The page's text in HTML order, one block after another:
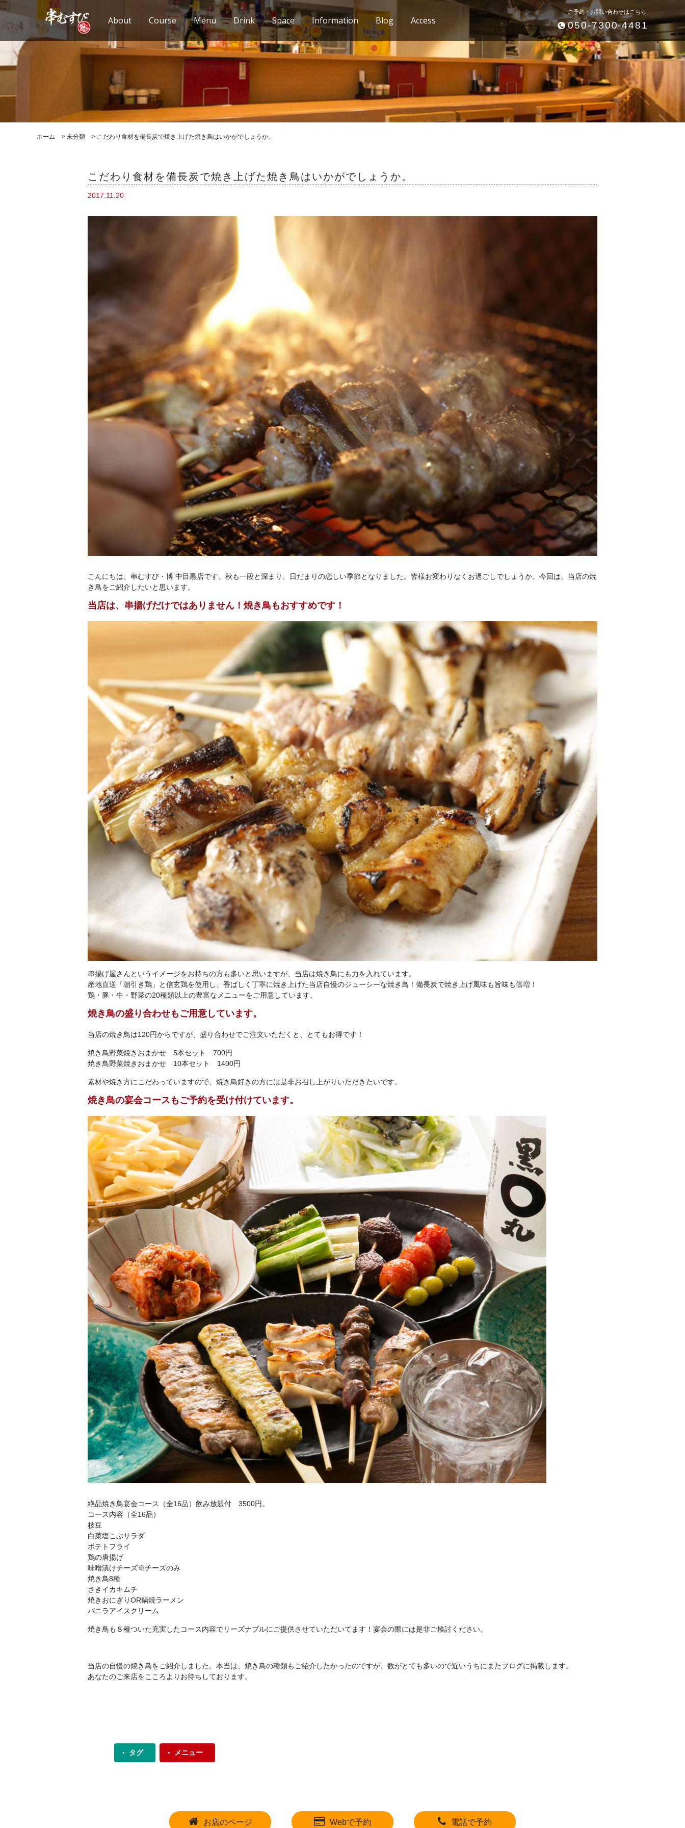
About Course Menu Drink Space Information Blog Access
ご予約・お問い合わせはこちら
050-7300-4481
ホーム > 未分類 > こだわり食材を備長炭で焼き上げた焼き鳥はいかがでしょうか。
こだわり食材を備長炭で焼き上げた焼き鳥はいかがでしょうか。
2017.11.20
こんにちは、串むすび・博 中目黒店です。秋も一段と深まり、日だまりの恋しい季節となりました。皆様お変わりなくお過ごしでしょうか。今回は、当店の焼
き鳥をご紹介したいと思います。
当店は、串揚げだけではありません！焼き鳥もおすすめです！
串揚げ屋さんというイメージをお持ちの方も多いと思いますが、当店は焼き鳥にも力を入れています。
産地直送「朝引き鶏」と信玄鶏を使用し、香ばしく丁寧に焼き上げた当店自慢のジューシーな焼き鳥！備長炭で焼き上げ風味も旨味も倍増！
鶏・豚・牛・野菜の20種類以上の豊富なメニューをご用意しています。
焼き鳥の盛り合わせもご用意しています。
当店の焼き鳥は120円からですが、盛り合わせでご注文いただくと、とてもお得です！
焼き鳥野菜焼きおまかせ 5本セット 700円
焼き鳥野菜焼きおまかせ 10本セット 1400円
素材や焼き方にこだわっていますので、焼き鳥好きの方には是非お召し上がりいただきたいです。
焼き鳥の宴会コースもご予約を受け付けています。
絶品焼き鳥宴会コース（全16品）飲み放題付 3500円。
コース内容（全16品）
枝豆
白菜塩こぶサラダ
ポテトフライ
鶏の唐揚げ
味噌漬けチーズ※チーズのみ
焼き鳥8種
さきイカキムチ
焼きおにぎりOR鍋焼ラーメン
バニラアイスクリーム
焼き鳥も８種ついた充実したコース内容でリーズナブルにご提供させていただいてます！宴会の際には是非ご検討ください。
当店の自慢の焼き鳥をご紹介しました。本当は、焼き鳥の種類もご紹介したかったのですが、数がとても多いので近いうちにまたブログに掲載します。
あなたのご来店をこころよりお待ちしております。
タグ メニュー
お店のページ Webで予約 電話で予約